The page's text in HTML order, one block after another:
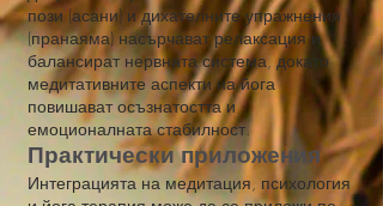
пози (асани) и дихателните упражнения
(пранаяма) насърчават релаксация и
балансират нервната система, докато
медитативните аспекти на йога
повишават осъзнатостта и
емоционалната стабилност.
Практически приложения
Интеграцията на медитация, психология